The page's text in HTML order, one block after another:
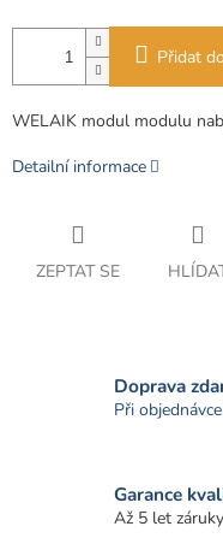
Přidat
WELAIK modul modulu
Detailní informace
ZEPTAT SE
Doprava
Při
Garance
Až 5 let